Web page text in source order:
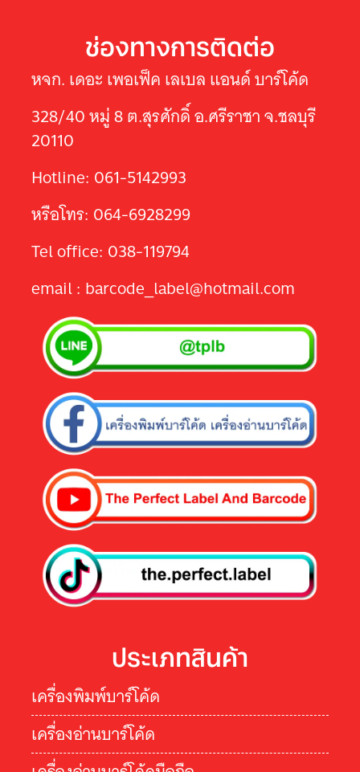
ช่องทางการติดต่อ
หจก. เดอะ เพอเฟ็ค เลเบล แอนด์ บาร์โค้ด
328/40 หมู่ 8 ต.สุรศักดิ์ อ.ศรีราชา จ.ชลบุรี
20110
Hotline: 061-5142993
หรือโทร: 064-6928299
Tel office: 038-119794
email : barcode_label@hotmail.com
ประเภทสินค้า
เครื่องพิมพ์บาร์โค้ด
เครื่องอ่านบาร์โค้ด